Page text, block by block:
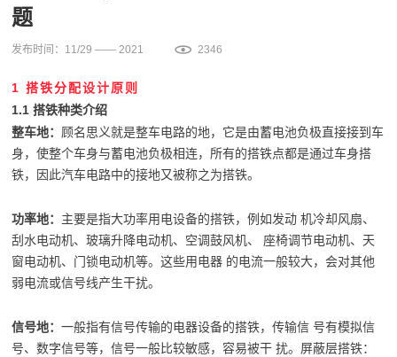
题
发布时间：11/29 —— 2021 2346
1 搭铁分配设计原则
1.1 搭铁种类介绍
整车地： 顾名思义就是整车电路的地，它是由蓄电池负极直接接到车
身，使整个车身与蓄电池负极相连，所有的搭铁点都是通过车身搭
铁，因此汽车电路中的接地又被称之为搭铁。
功率地： 主要是指大功率用电设备的搭铁，例如发动 机冷却风扇、
刮水电动机、玻璃升降电动机、空调鼓风机、 座椅调节电动机、天
窗电动机、门锁电动机等。这些用电器 的电流一般较大，会对其他
弱电流或信号线产生干扰。
信号地：一般指有信号传输的电器设备的搭铁，传输信 号有模拟信
号、数字信号等，信号一般比较敏感，容易被干 扰。屏蔽层搭铁：